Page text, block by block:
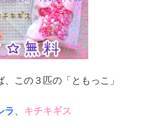
この３匹の「ともっこ」
ラ キチキギス